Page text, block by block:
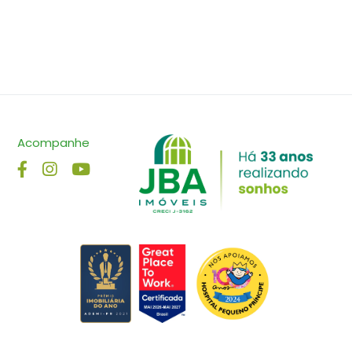
Acompanhe